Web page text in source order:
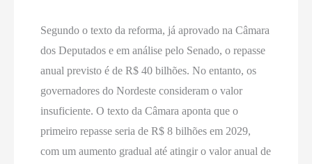
Segundo o texto da reforma, já aprovado na Câmara
dos Deputados e em análise pelo Senado, o repasse
anual previsto é de R$ 40 bilhões. No entanto, os
governadores do Nordeste consideram o valor
insuficiente. O texto da Câmara aponta que o
primeiro repasse seria de R$ 8 bilhões em 2029,
com um aumento gradual até atingir o valor anual de